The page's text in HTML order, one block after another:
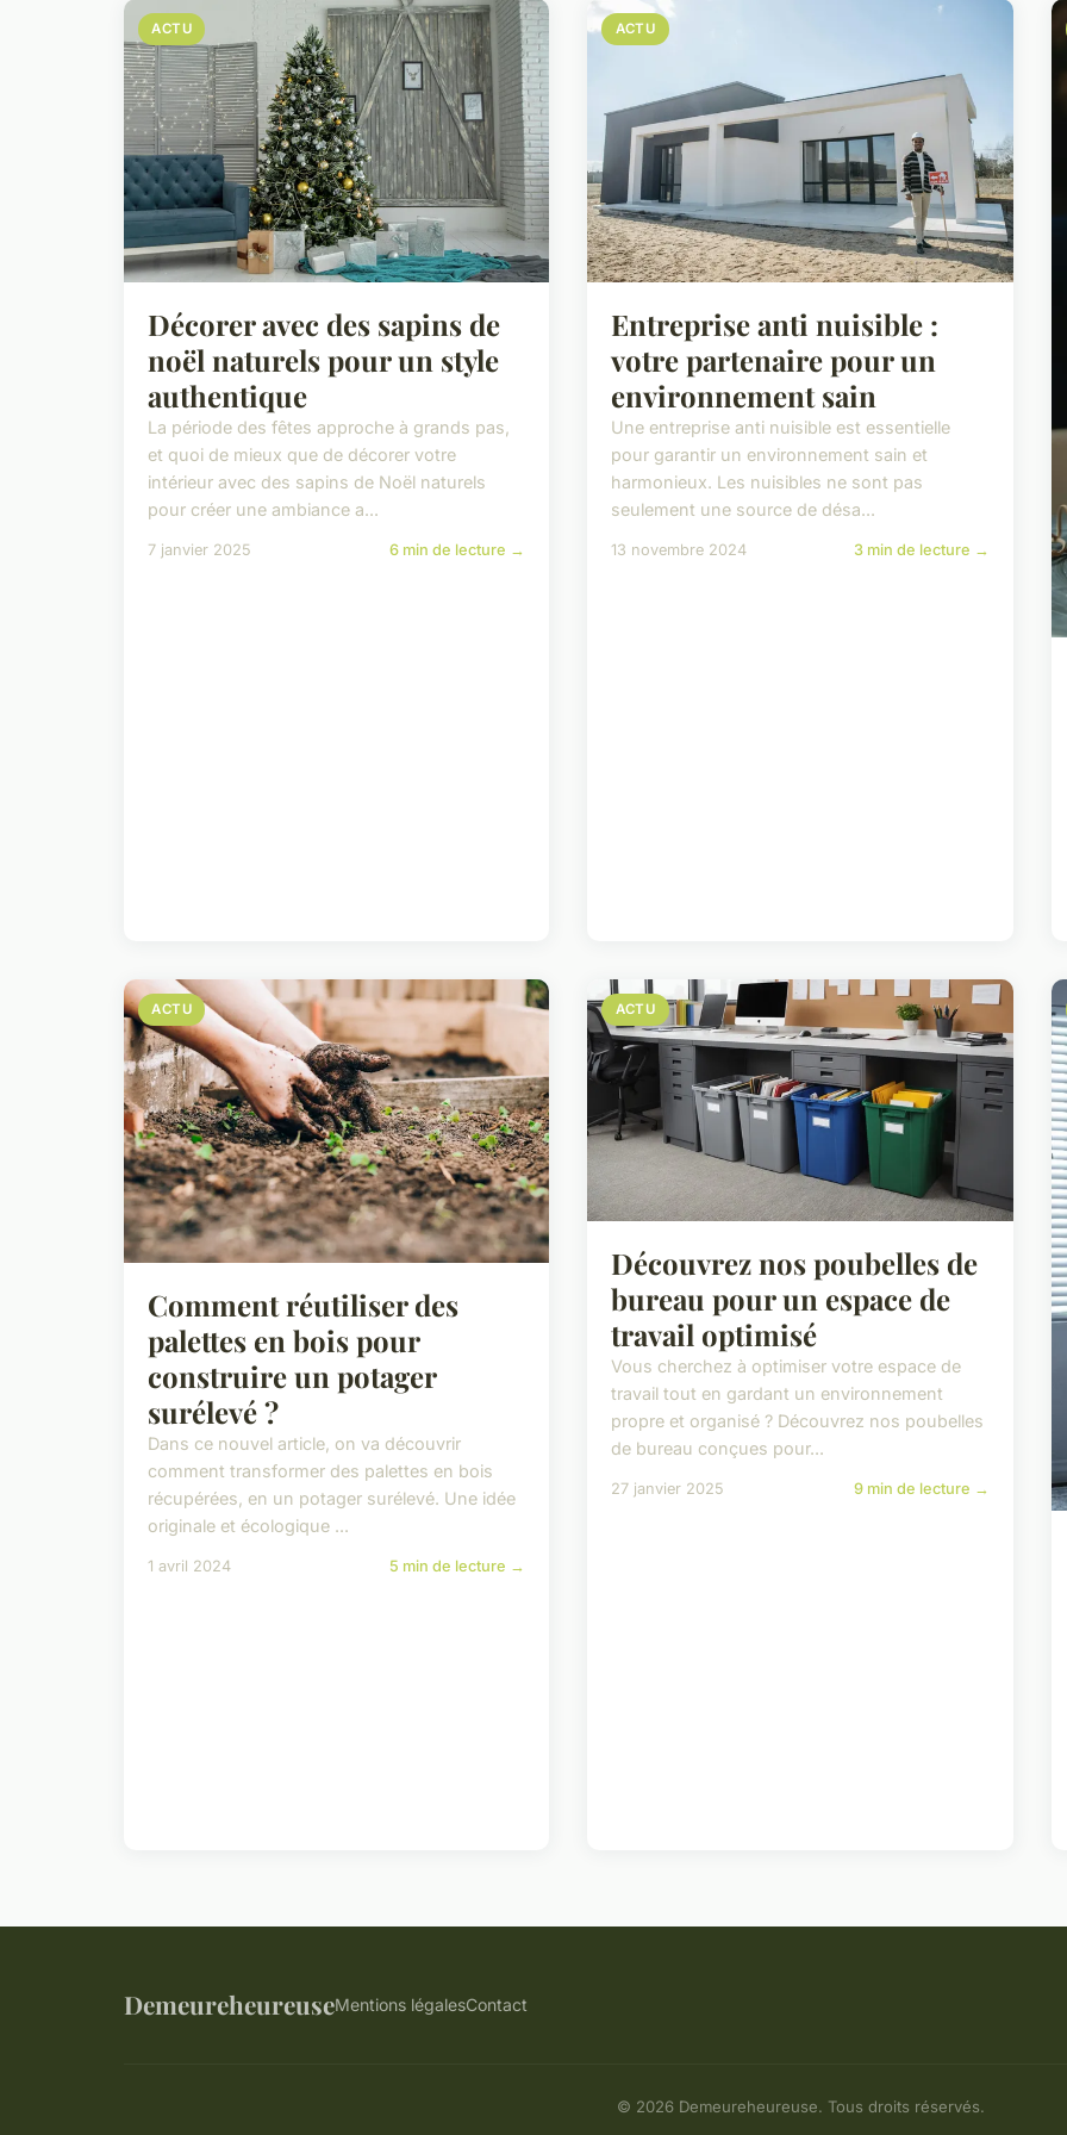
ACTU
Décorer avec des sapins de
noël naturels pour un style
authentique
La période des fêtes approche à grands pas,
et quoi de mieux que de décorer votre
intérieur avec des sapins de Noël naturels
pour créer une ambiance a...
7 janvier 2025 6 min de lecture →
ACTU
Entreprise anti nuisible :
votre partenaire pour un
environnement sain
Une entreprise anti nuisible est essentielle
pour garantir un environnement sain et
harmonieux. Les nuisibles ne sont pas
seulement une source de désa...
13 novembre 2024 3 min de lecture →
ACTU
Comment réutiliser des
palettes en bois pour
construire un potager
surélevé ?
Dans ce nouvel article, on va découvrir
comment transformer des palettes en bois
récupérées, en un potager surélevé. Une idée
originale et écologique ...
1 avril 2024 5 min de lecture →
ACTU
Découvrez nos poubelles de
bureau pour un espace de
travail optimisé
Vous cherchez à optimiser votre espace de
travail tout en gardant un environnement
propre et organisé ? Découvrez nos poubelles
de bureau conçues pour...
27 janvier 2025 9 min de lecture →
DemeureheureuseMentions légalesContact
© 2026 Demeureheureuse. Tous droits réservés.